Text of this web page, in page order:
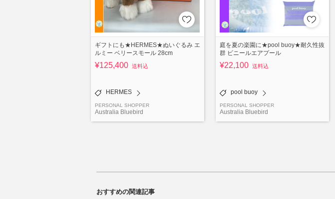
ギフトにも★HERMES★ぬいぐるみ エ
ルミー ベリースモール 28cm
¥125,400 送料込
HERMES
PERSONAL SHOPPER
Australia Bluebird
庭を夏の楽園に★pool buoy★耐久性抜
群 ビニールエアプール
¥22,100 送料込
pool buoy
PERSONAL SHOPPER
Australia Bluebird
おすすめの関連記事